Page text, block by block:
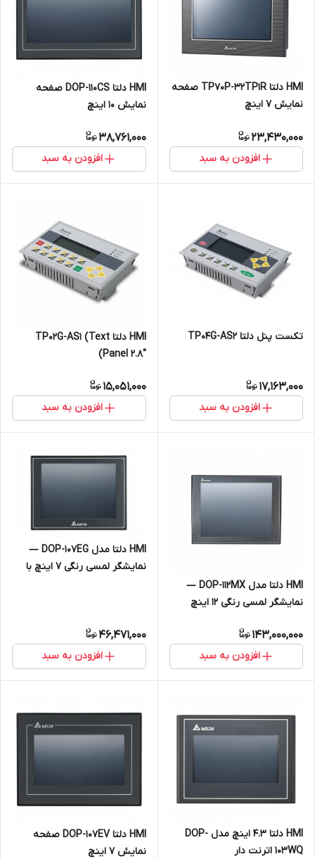
HMI دلتا TP70P-32TP1R صفحه
نمایش 7 اینچ
23,430,000
افزودن به سبد
HMI دلتا DOP-110CS صفحه
نمایش 10 اینچ
38,761,000
افزودن به سبد
تکست پنل دلتا TP04G-AS2
17,163,000
افزودن به سبد
HMI دلتا TP02G-AS1 (Text
Panel 2.8″)
15,051,000
افزودن به سبد
HMI دلتا مدل DOP-112MX —
نمایشگر لمسی رنگی ۱۲ اینچ
143,000,000
افزودن به سبد
HMI دلتا مدل DOP-107EG —
نمایشگر لمسی رنگی ۷ اینچ با
46,471,000
افزودن به سبد
HMI دلتا 4.3 اینچ مدل DOP-
103WQ اترنت دار
HMI دلتا DOP-107EV صفحه
نمایش 7 اینچ